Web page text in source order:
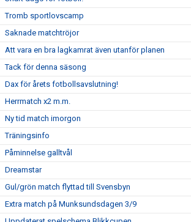
Tromb sportlovscamp
Saknade matchtröjor
Att vara en bra lagkamrat även utanför planen
Tack för denna säsong
Dax för årets fotbollsavslutning!
Herrmatch x2 m.m.
Ny tid match imorgon
Träningsinfo
Påminnelse galltvål
Dreamstar
Gul/grön match flyttad till Svensbyn
Extra match på Munksundsdagen 3/9